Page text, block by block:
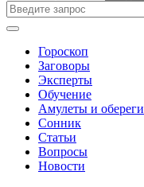
Гороскоп
Заговоры
Эксперты
Обучение
Амулеты и обереги
Сонник
Статьи
Вопросы
Новости